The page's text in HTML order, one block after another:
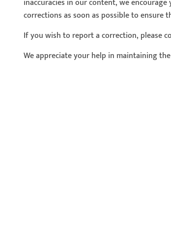
corrections as soon as possible to ensure
If you wish to report a correction, please
We appreciate your help in maintaining